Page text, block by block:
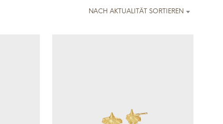
NACH AKTUALITÄT SORTIEREN